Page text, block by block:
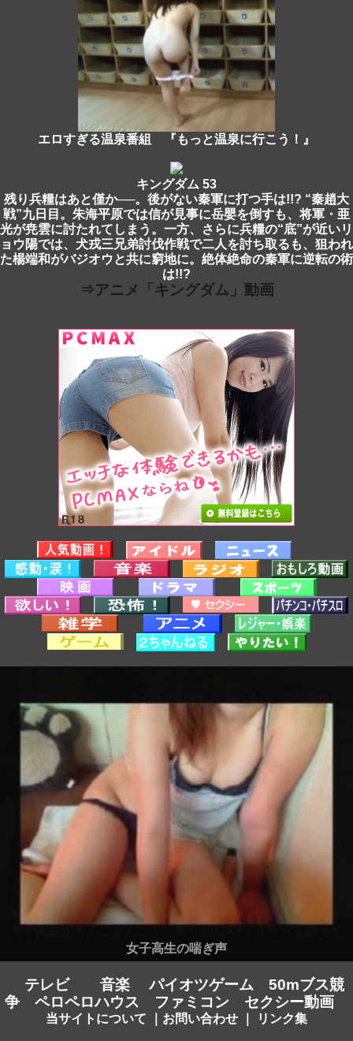
エロすぎる温泉番組 『もっと温泉に行こう！』
キングダム 53
残り兵糧はあと僅か──。後がない秦軍に打つ手は!!? “秦趙大
戦”九日目。朱海平原では信が見事に岳嬰を倒すも、将軍・亜
光が尭雲に討たれてしまう。一方、さらに兵糧の“底”が近いリ
ョウ陽では、犬戎三兄弟討伐作戦で二人を討ち取るも、狙われ
た楊端和がバジオウと共に窮地に。絶体絶命の秦軍に逆転の術
は!!?
⇒アニメ「キングダム」動画
女子高生の喘ぎ声
テレビ 音楽 パイオツゲーム
50mブス競
争
ペロペロハウス ファミコン セクシー動画
当サイトについて お問い合わせ リンク集